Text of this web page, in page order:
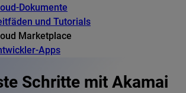
Dokumente
und Tutorials
Marketplace
Apps
Schritte mit Akamai